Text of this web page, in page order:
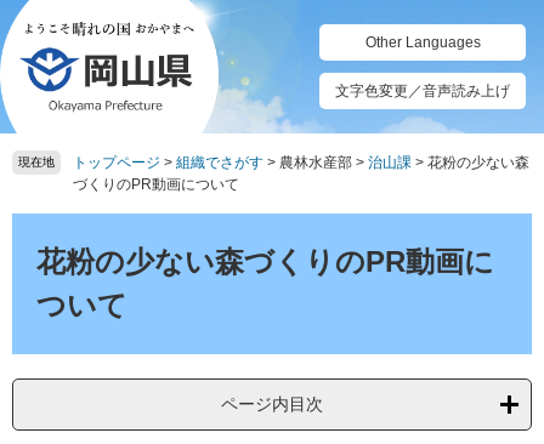
ペ
ー
ジ
の
先
頭
メ
ニ
ュ
ー
を
飛
て
Other Languages
文字色変更／音声読み上げ
現在地 トップページ > 組織でさがす > 農林水産部 > 治山課 > 花粉の少ない森
づくりのPR動画について
花粉の少ない森づくりのPR動画に
ついて
ページ内目次